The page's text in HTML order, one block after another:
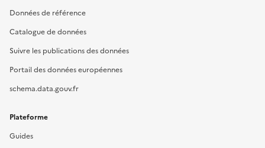
Données de référence
Catalogue de données
Suivre les publications des données
Portail des données européennes
schema.data.gouv.fr
Plateforme
Guides